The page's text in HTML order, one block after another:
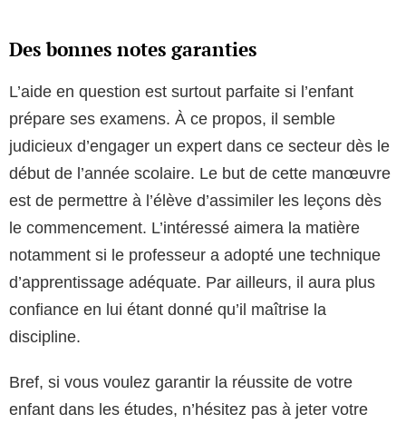
Des bonnes notes garanties
L’aide en question est surtout parfaite si l’enfant
prépare ses examens. À ce propos, il semble
judicieux d’engager un expert dans ce secteur dès le
début de l’année scolaire. Le but de cette manœuvre
est de permettre à l’élève d’assimiler les leçons dès
le commencement. L’intéressé aimera la matière
notamment si le professeur a adopté une technique
d’apprentissage adéquate. Par ailleurs, il aura plus
confiance en lui étant donné qu’il maîtrise la
discipline.
Bref, si vous voulez garantir la réussite de votre
enfant dans les études, n’hésitez pas à jeter votre